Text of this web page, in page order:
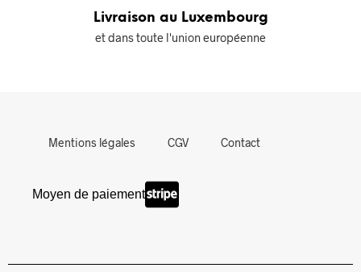
Livraison au Luxembourg
et dans toute l'union européenne
Mentions légales CGV Contact
Moyen de paiement